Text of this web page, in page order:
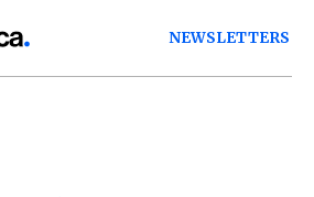
NEWSLETTERS